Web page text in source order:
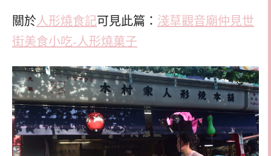
關於人形燒食記可見此篇： 淺草觀音廟仲見世
街美食小吃-人形燒菓子